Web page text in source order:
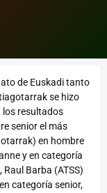
de Euskadi tanto
se hizo
los resultados
senior el más
en hombre
y en categoría
Raul Barba (ATSS)
categoría senior,